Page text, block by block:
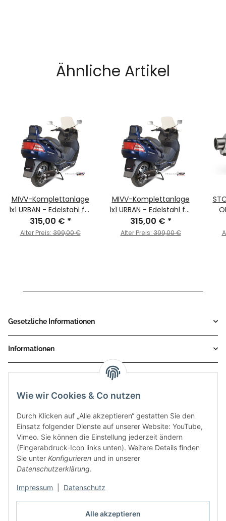
Alle akzeptieren
Wie wir Cookies & Co nutzen
Durch Klicken auf „Alle akzeptieren“ gestatten Sie den
Einsatz folgender Dienste auf unserer Website: YouTube,
Vimeo. Sie können die Einstellung jederzeit ändern
(Fingerabdruck-Icon links unten). Weitere Details finden
Sie unter Konfigurieren und in unserer
Datenschutzerklärung.
Impressum Datenschutz
Ähnliche Artikel
MIVV-Komplettanlage
1x1 URBAN - Edelstahl für
SUZUKI - BURGMAN 400
BJ. 1999 > 2002 -
315,00 € *
Alter Preis:399,00 €
MIVV-Komplettanlage
1x1 URBAN - Edelstahl für
SUZUKI - BURGMAN 250
BJ. 1998 > 2002 -
315,00 € *
Alter Preis:399,00 €
Gesetzliche Informationen
Informationen
Auspuff Hotline unter:
02303 – 983 77 27